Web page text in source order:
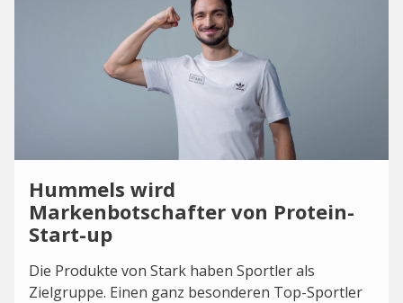
Hummels wird
Markenbotschafter von Protein-
Start-up
Die Produkte von Stark haben Sportler als
Zielgruppe. Einen ganz besonderen Top-Sportler